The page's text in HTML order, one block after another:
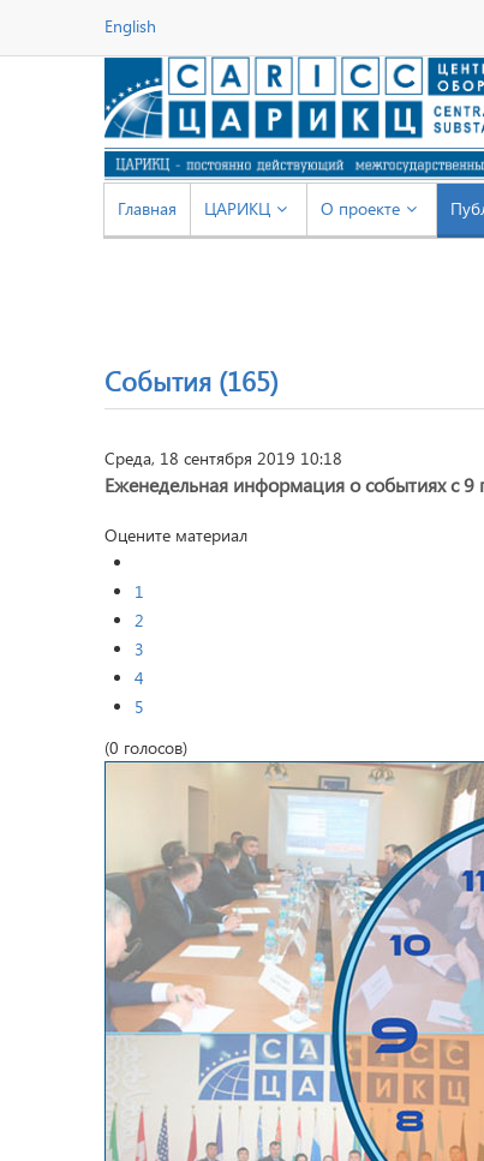
English
Главная ЦАРИКЦ О проекте
События (165)
Среда, 18 сентября 2019 10:18
Еженедельная информация о событиях с 9
Оцените материал
1
2
3
4
5
(0 голосов)